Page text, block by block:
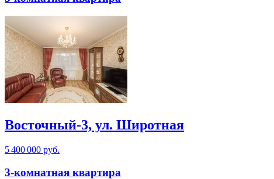
Восточный-3, ул. Широтная
5 400 000 руб.
3-комнатная квартира